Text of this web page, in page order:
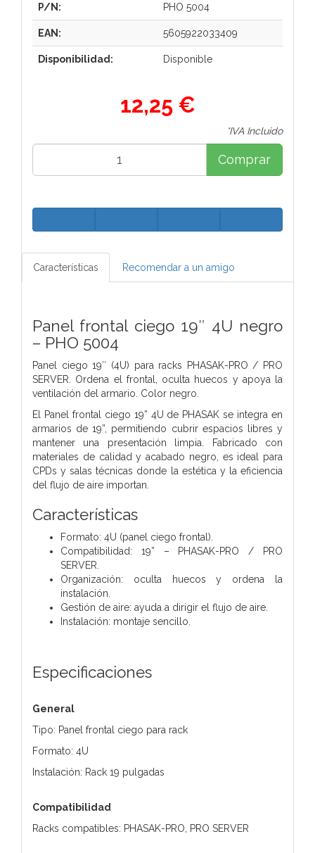
P/N: PHO 5004
EAN: 5605922033409
Disponibilidad: Disponible
12,25 €
*IVA Incluido
Comprar
Características Recomendar a un amigo
Panel frontal ciego 19″ 4U negro
– PHO 5004
Panel ciego 19″ (4U) para racks PHASAK-PRO / PRO
SERVER. Ordena el frontal, oculta huecos y apoya la
ventilación del armario. Color negro.
El Panel frontal ciego 19” 4U de PHASAK se integra en
armarios de 19”, permitiendo cubrir espacios libres y
mantener una presentación limpia. Fabricado con
materiales de calidad y acabado negro, es ideal para
CPDs y salas técnicas donde la estética y la eficiencia
del flujo de aire importan.
Características
Formato: 4U (panel ciego frontal).
Compatibilidad: 19” – PHASAK-PRO / PRO
SERVER.
Organización: oculta huecos y ordena la
instalación.
Gestión de aire: ayuda a dirigir el flujo de aire.
Instalación: montaje sencillo.
Especificaciones
General
Tipo: Panel frontal ciego para rack
Formato: 4U
Instalación: Rack 19 pulgadas
Compatibilidad
Racks compatibles: PHASAK-PRO, PRO SERVER